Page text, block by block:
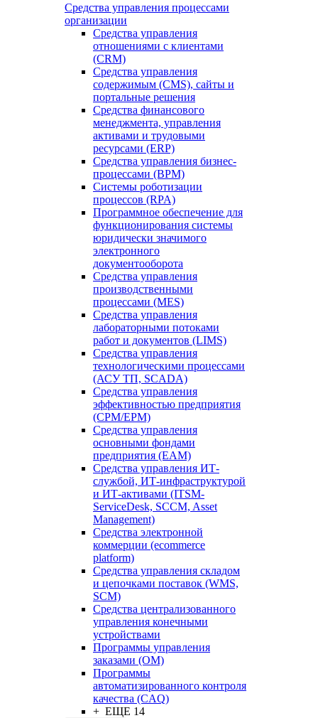
Средства управления процессами
организации
Средства управления
отношениями с клиентами
(CRM)
Средства управления
содержимым (CMS), сайты и
портальные решения
Средства финансового
менеджмента, управления
активами и трудовыми
ресурсами (ERP)
Средства управления бизнес-
процессами (BPM)
Системы роботизации
процессов (RPA)
Программное обеспечение для
функционирования системы
юридически значимого
электронного
документооборота
Средства управления
производственными
процессами (MES)
Средства управления
лабораторными потоками
работ и документов (LIMS)
Средства управления
технологическими процессами
(АСУ ТП, SCADA)
Средства управления
эффективностью предприятия
(CPM/EPM)
Средства управления
основными фондами
предприятия (EAM)
Средства управления ИТ-
службой, ИТ-инфраструктурой
и ИТ-активами (ITSM-
ServiceDesk, SCCM, Asset
Management)
Средства электронной
коммерции (ecommerce
platform)
Средства управления складом
и цепочками поставок (WMS,
SCM)
Средства централизованного
управления конечными
устройствами
Программы управления
заказами (OM)
Программы
автоматизированного контроля
качества (CAQ)
+ ЕЩЕ 14